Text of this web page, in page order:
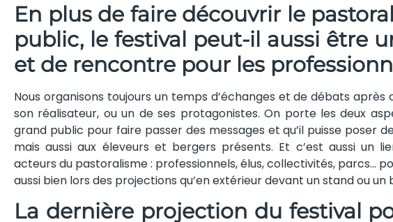
En plus de faire découvrir le
public, le festival peut-il aussi être
et de rencontre pour les
Nous organisons toujours un temps d’échanges et de débats après
son réalisateur, ou un de ses protagonistes. On porte les deux
grand public pour faire passer des messages et qu’il puisse poser
mais aussi aux éleveurs et bergers présents. Et c’est aussi un
acteurs du pastoralisme : professionnels, élus, collectivités, parcs…
aussi bien lors des projections qu’en extérieur devant un stand ou un
La dernière projection du festival